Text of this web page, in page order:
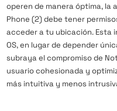
operen de manera óptima, la
Phone (2) debe tener
acceder a tu ubicación. Esta
OS, en lugar de depender
subraya el compromiso de
usuario cohesionada y
más intuitiva y menos